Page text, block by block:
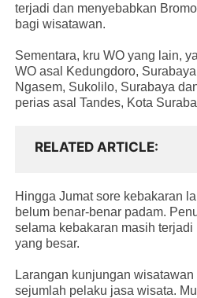
terjadi dan menyebabkan
bagi wisatawan.
Sementara, kru WO yang lain,
WO asal Kedungdoro,
Ngasem, Sukolilo, Surabaya
perias asal Tandes, Kota
RELATED ARTICLE
Hingga Jumat sore kebakaran
belum benar-benar padam.
selama kebakaran masih
yang besar.
Larangan kunjungan
sejumlah pelaku jasa wisata.